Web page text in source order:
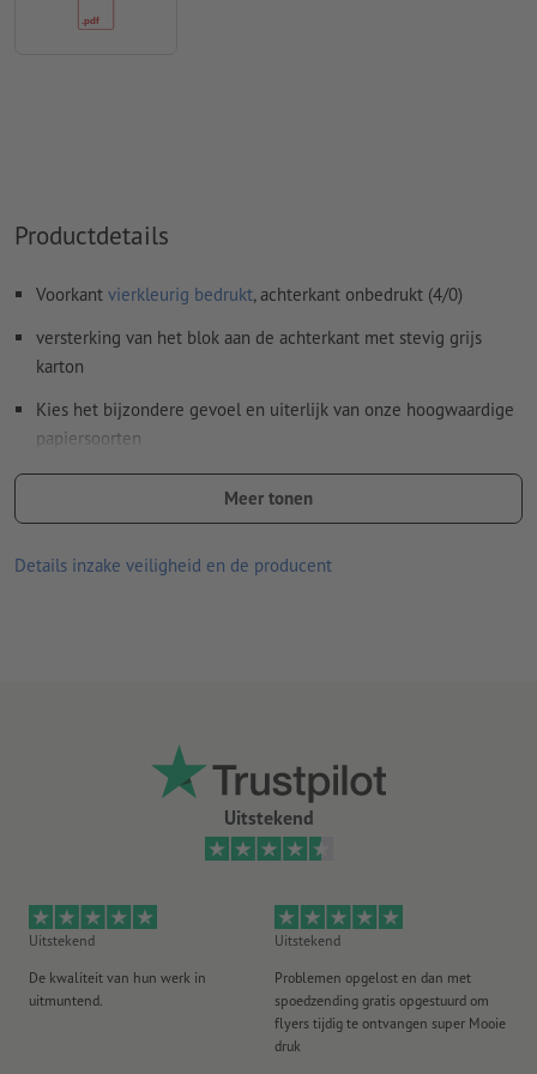
Productdetails
Voorkant vierkleurig bedrukt, achterkant onbedrukt (4/0)
versterking van het blok aan de achterkant met stevig grijs
karton
Kies het bijzondere gevoel en uiterlijk van onze hoogwaardige
papiersoorten
Hoogwaardige Gmund-papiersoorten exclusief alleen bij
Lijndikte: minimaal 0,25 pt (0,09 mm)
Dunne lijnen die met een inktbezetting van minder dan 100 %
per kleurkanaal worden aangemaakt, kunnen vanwege het
drukraster onderbroken, onrustig, vaag of gescheurd lijnen
Meer tonen
Details inzake veiligheid en de producent
Uitstekend
Uitstekend
De kwaliteit van hun werk in
uitmuntend.
Uitstekend
Problemen opgelost en dan met
spoedzending gratis opgestuurd om
flyers tijdig te ontvangen super Mooie
druk